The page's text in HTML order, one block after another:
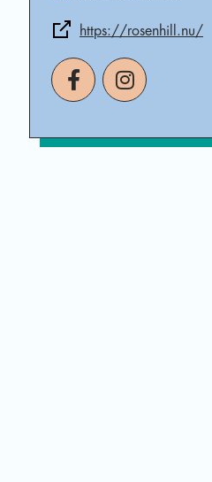
https://rosenhill.nu/